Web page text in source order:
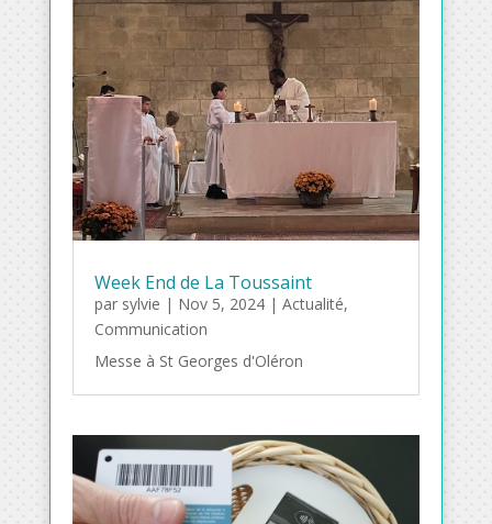
Week End de La Toussaint
par sylvie | Nov 5, 2024| Actualité,
Communication
Messe à St Georges d'Oléron